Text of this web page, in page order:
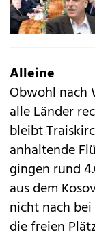
Alleine
Obwohl nach
alle Länder
bleibt
anhaltende
gingen rund
aus dem
nicht nach
die freien